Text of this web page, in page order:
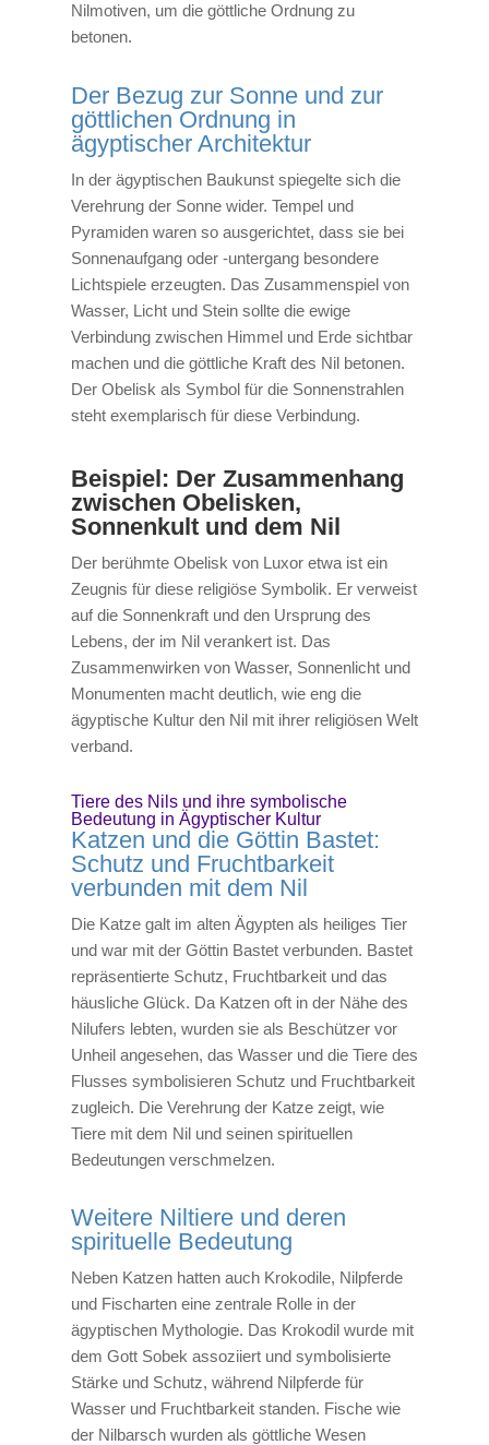
Nilmotiven, um die göttliche Ordnung zu
betonen.
Der Bezug zur Sonne und zur
göttlichen Ordnung in
ägyptischer Architektur
In der ägyptischen Baukunst spiegelte sich die
Verehrung der Sonne wider. Tempel und
Pyramiden waren so ausgerichtet, dass sie bei
Sonnenaufgang oder -untergang besondere
Lichtspiele erzeugten. Das Zusammenspiel von
Wasser, Licht und Stein sollte die ewige
Verbindung zwischen Himmel und Erde sichtbar
machen und die göttliche Kraft des Nil betonen.
Der Obelisk als Symbol für die Sonnenstrahlen
steht exemplarisch für diese Verbindung.
Beispiel: Der Zusammenhang
zwischen Obelisken,
Sonnenkult und dem Nil
Der berühmte Obelisk von Luxor etwa ist ein
Zeugnis für diese religiöse Symbolik. Er verweist
auf die Sonnenkraft und den Ursprung des
Lebens, der im Nil verankert ist. Das
Zusammenwirken von Wasser, Sonnenlicht und
Monumenten macht deutlich, wie eng die
ägyptische Kultur den Nil mit ihrer religiösen Welt
verband.
Tiere des Nils und ihre symbolische
Bedeutung in Ägyptischer Kultur
Katzen und die Göttin Bastet:
Schutz und Fruchtbarkeit
verbunden mit dem Nil
Die Katze galt im alten Ägypten als heiliges Tier
und war mit der Göttin Bastet verbunden. Bastet
repräsentierte Schutz, Fruchtbarkeit und das
häusliche Glück. Da Katzen oft in der Nähe des
Nilufers lebten, wurden sie als Beschützer vor
Unheil angesehen, das Wasser und die Tiere des
Flusses symbolisieren Schutz und Fruchtbarkeit
zugleich. Die Verehrung der Katze zeigt, wie
Tiere mit dem Nil und seinen spirituellen
Bedeutungen verschmelzen.
Weitere Niltiere und deren
spirituelle Bedeutung
Neben Katzen hatten auch Krokodile, Nilpferde
und Fischarten eine zentrale Rolle in der
ägyptischen Mythologie. Das Krokodil wurde mit
dem Gott Sobek assoziiert und symbolisierte
Stärke und Schutz, während Nilpferde für
Wasser und Fruchtbarkeit standen. Fische wie
der Nilbarsch wurden als göttliche Wesen